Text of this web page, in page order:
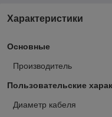
Характеристики
Основные
Производитель
Пользовательские
Диаметр кабеля